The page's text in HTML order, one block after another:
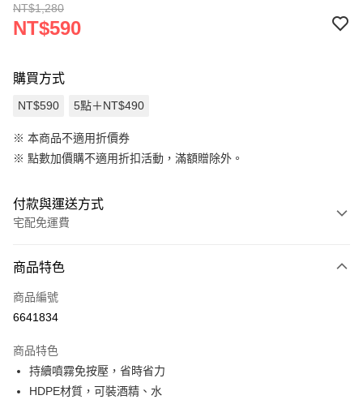
NT$1,280
NT$590
購買方式
NT$590 5點＋NT$490
※ 本商品不適用折價券
※ 點數加價購不適用折扣活動，滿額贈除外。
付款與運送方式
宅配免運費
信用卡一次付款
LINE Pay
悠遊付
Google Pay
商品特色
商品編號
6641834
商品特色
持續噴霧免按壓，省時省力
HDPE材質，可裝酒精、水